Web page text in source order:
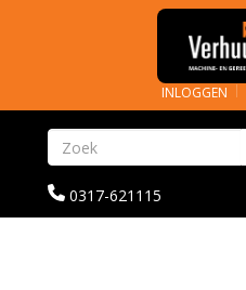
INLOGGEN
bel
ons
0317-621115